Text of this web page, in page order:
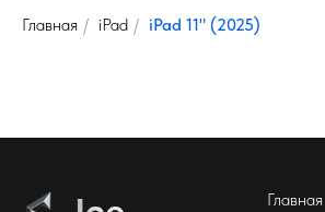
Главная / iPad / iPad 11" (2025)
Главная